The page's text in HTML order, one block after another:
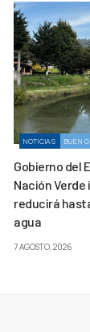
NOTICIAS BUEN
Gobierno del
Nación
reducirá
agua
7 AGOSTO, 2026